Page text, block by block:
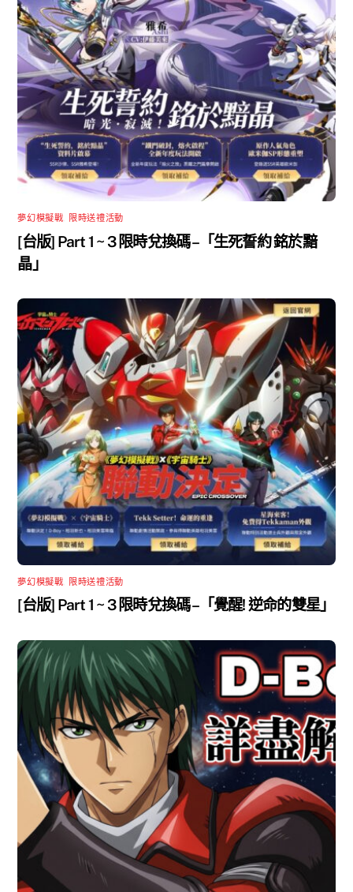
夢幻模擬戰 限時送禮活動
[台版] Part 1 ~ 3 限時兌換碼 –「生死誓約 銘於黯
晶」
夢幻模擬戰 限時送禮活動
[台版] Part 1 ~ 3 限時兌換碼 –「覺醒! 逆命的雙星」